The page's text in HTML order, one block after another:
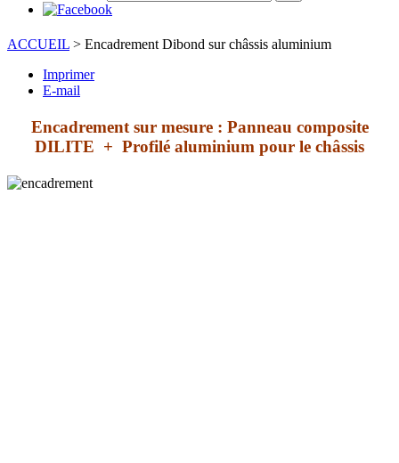
ACCUEIL > Encadrement Dibond sur châssis aluminium
Imprimer
E-mail
Encadrement sur mesure : Panneau composite
DILITE + Profilé aluminium pour le châssis